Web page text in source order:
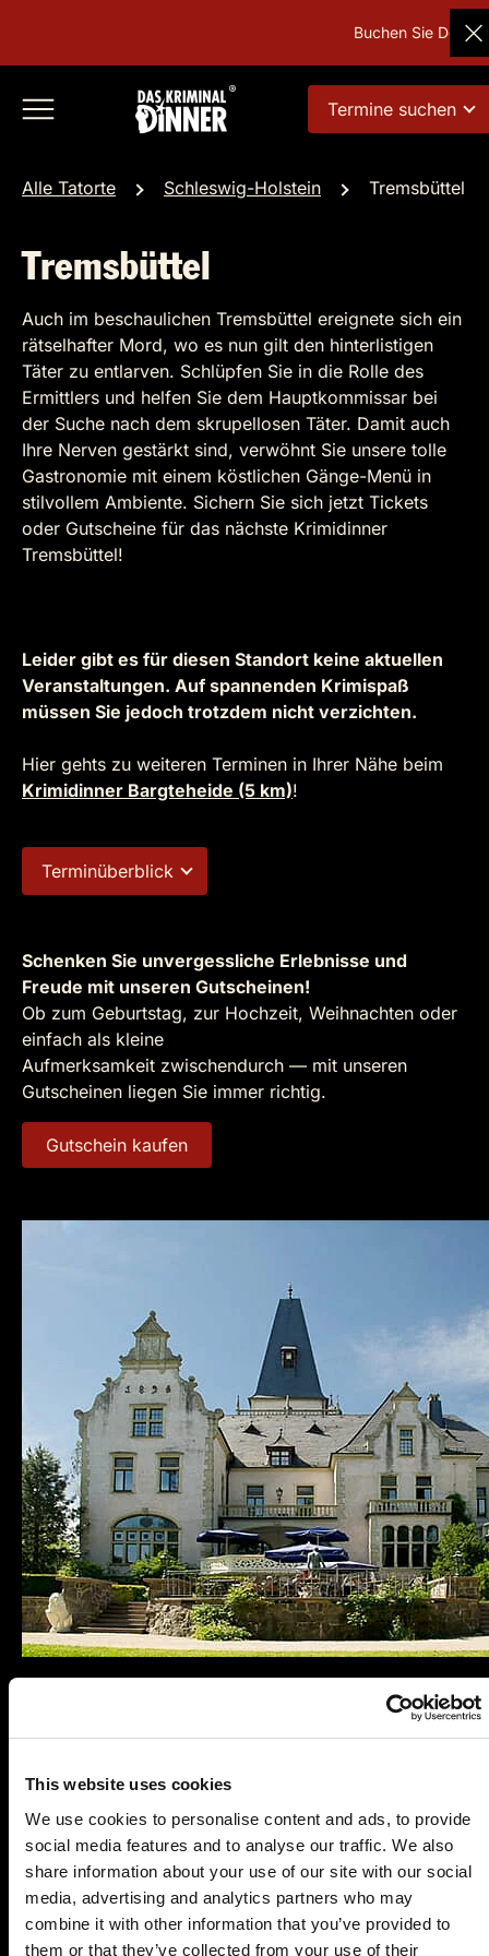
This website uses cookies
We use cookies to personalise content and ads, to provide
social media features and to analyse our traffic. We also
share information about your use of our site with our social
media, advertising and analytics partners who may
combine it with other information that you’ve provided to
them or that they’ve collected from your use of their
Buchen Sie
Termine suchen
Alle Tatorte Schleswig-Holstein Tremsbüttel
Tremsbüttel
Auch im beschaulichen Tremsbüttel ereignete sich ein
rätselhafter Mord, wo es nun gilt den hinterlistigen
Täter zu entlarven. Schlüpfen Sie in die Rolle des
Ermittlers und helfen Sie dem Hauptkommissar bei
der Suche nach dem skrupellosen Täter. Damit auch
Ihre Nerven gestärkt sind, verwöhnt Sie unsere tolle
Gastronomie mit einem köstlichen Gänge-Menü in
stilvollem Ambiente. Sichern Sie sich jetzt Tickets
oder Gutscheine für das nächste Krimidinner
Tremsbüttel!
Leider gibt es für diesen Standort keine aktuellen
Veranstaltungen. Auf spannenden Krimispaß
müssen Sie jedoch trotzdem nicht verzichten.
Hier gehts zu weiteren Terminen in Ihrer Nähe beim
Krimidinner Bargteheide (5 km)!
Terminüberblick
Schenken Sie unvergessliche Erlebnisse und
Freude mit unseren Gutscheinen!
Ob zum Geburtstag, zur Hochzeit, Weihnachten oder
einfach als kleine
Aufmerksamkeit zwischendurch — mit unseren
Gutscheinen liegen Sie immer richtig.
Gutschein kaufen
Es wurden leider keine aktuellen Veranstaltungen
für diesen Tatort gefunden.
einen passenden Krimidinner-Spielort in Ihrer
Nähe zu finden.
Köstlicher Nervenkitzel in
Tremsbüttel